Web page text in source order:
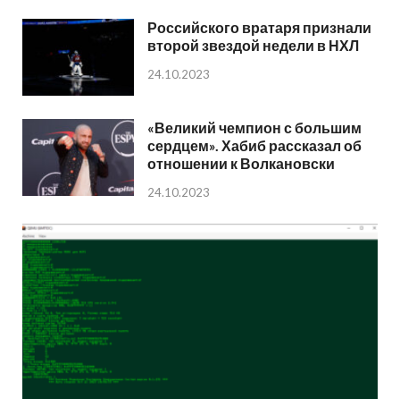
Российского вратаря признали
второй звездой недели в НХЛ
24.10.2023
«Великий чемпион с большим
сердцем». Хабиб рассказал об
отношении к Волкановски
24.10.2023